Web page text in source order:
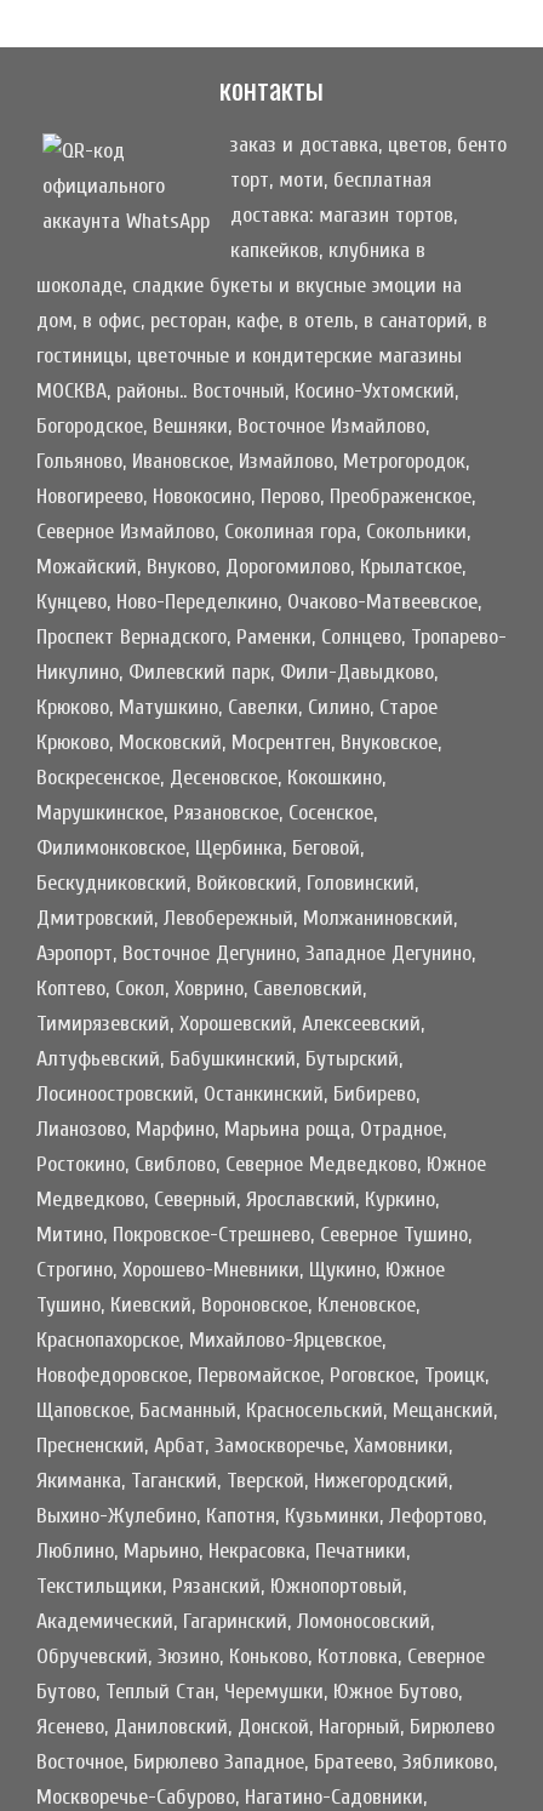
контакты
заказ и доставка, цветов, бенто
торт, моти, бесплатная
доставка: магазин тортов,
капкейков, клубника в
шоколаде, сладкие букеты и вкусные эмоции на
дом, в офис, ресторан, кафе, в отель, в санаторий, в
гостиницы, цветочные и кондитерские магазины
МОСКВА, районы.. Восточный, Косино-Ухтомский,
Богородское, Вешняки, Восточное Измайлово,
Гольяново, Ивановское, Измайлово, Метрогородок,
Новогиреево, Новокосино, Перово, Преображенское,
Северное Измайлово, Соколиная гора, Сокольники,
Можайский, Внуково, Дорогомилово, Крылатское,
Кунцево, Ново-Переделкино, Очаково-Матвеевское,
Проспект Вернадского, Раменки, Солнцево, Тропарево-
Никулино, Филевский парк, Фили-Давыдково,
Крюково, Матушкино, Савелки, Силино, Старое
Крюково, Московский, Мосрентген, Внуковское,
Воскресенское, Десеновское, Кокошкино,
Марушкинское, Рязановское, Сосенское,
Филимонковское, Щербинка, Беговой,
Бескудниковский, Войковский, Головинский,
Дмитровский, Левобережный, Молжаниновский,
Аэропорт, Восточное Дегунино, Западное Дегунино,
Коптево, Сокол, Ховрино, Савеловский,
Тимирязевский, Хорошевский, Алексеевский,
Алтуфьевский, Бабушкинский, Бутырский,
Лосиноостровский, Останкинский, Бибирево,
Лианозово, Марфино, Марьина роща, Отрадное,
Ростокино, Свиблово, Северное Медведково, Южное
Медведково, Северный, Ярославский, Куркино,
Митино, Покровское-Стрешнево, Северное Тушино,
Строгино, Хорошево-Мневники, Щукино, Южное
Тушино, Киевский, Вороновское, Кленовское,
Краснопахорское, Михайлово-Ярцевское,
Новофедоровское, Первомайское, Роговское, Троицк,
Щаповское, Басманный, Красносельский, Мещанский,
Пресненский, Арбат, Замоскворечье, Хамовники,
Якиманка, Таганский, Тверской, Нижегородский,
Выхино-Жулебино, Капотня, Кузьминки, Лефортово,
Люблино, Марьино, Некрасовка, Печатники,
Текстильщики, Рязанский, Южнопортовый,
Академический, Гагаринский, Ломоносовский,
Обручевский, Зюзино, Коньково, Котловка, Северное
Бутово, Теплый Стан, Черемушки, Южное Бутово,
Ясенево, Даниловский, Донской, Нагорный, Бирюлево
Восточное, Бирюлево Западное, Братеево, Зябликово,
Москворечье-Сабурово, Нагатино-Садовники,